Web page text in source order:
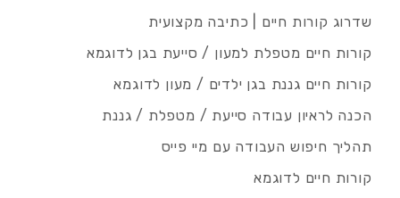
שדרוג קורות חיים | כתיבה מקצועית
קורות חיים מטפלת למעון / סייעת בגן לדוגמא
קורות חיים גננת בגן ילדים / מעון לדוגמא
הכנה לראיון עבודה סייעת / מטפלת / גננת
תהליך חיפוש העבודה עם מיי פייס
קורות חיים לדוגמא